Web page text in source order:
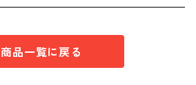
商品一覧に戻る